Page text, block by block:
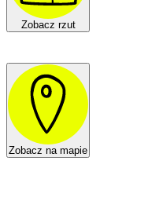
Zobacz rzut
Zobacz na mapie